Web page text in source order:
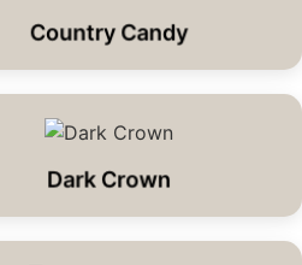
Country Candy
Dark Crown